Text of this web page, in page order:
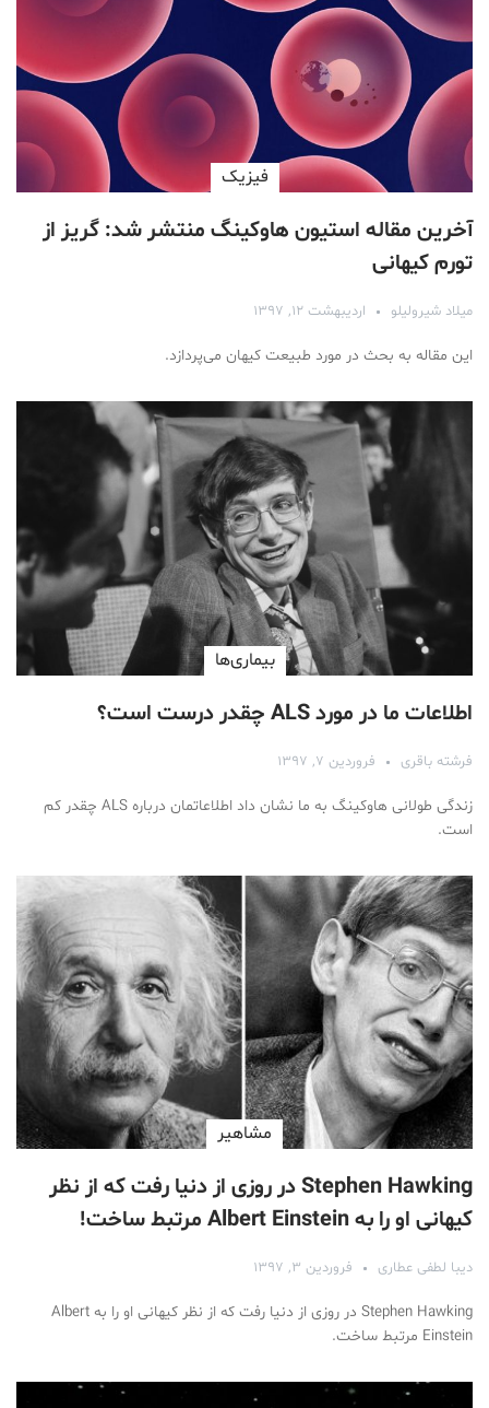
فیزیک
آخرین مقاله استیون هاوکینگ منتشر شد: گریز از
تورم کیهانی
میلاد شیرولیلو اردیبهشت ۱۲, ۱۳۹۷
این مقاله به بحث در مورد طبیعت کیهان می‌پردازد.
بیماری‌ها
اطلاعات ما در مورد ALS چقدر درست است؟
فرشته باقری فروردین ۷, ۱۳۹۷
زندگی طولانی هاوکینگ به ما نشان داد اطلاعاتمان درباره ALS چقدر کم
است.
مشاهیر
Stephen Hawking در روزی از دنیا رفت که از نظر
کیهانی او را به Albert Einstein مرتبط ساخت!
دیبا لطفی عطاری فروردین ۳, ۱۳۹۷
Stephen Hawking در روزی از دنیا رفت که از نظر کیهانی او را به Albert
Einstein مرتبط ساخت.